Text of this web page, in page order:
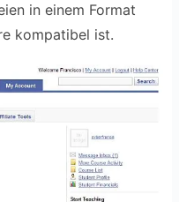
in einem Format
kompatibel ist.